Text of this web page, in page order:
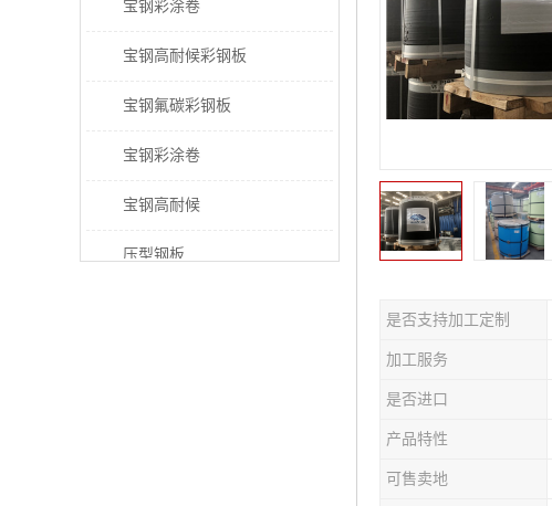
宝钢彩涂卷
宝钢高耐候彩钢板
宝钢氟碳彩钢板
宝钢彩涂卷
宝钢高耐候
压型钢板
是否支持加工定制
加工服务
是否进口
产品特性
可售卖地